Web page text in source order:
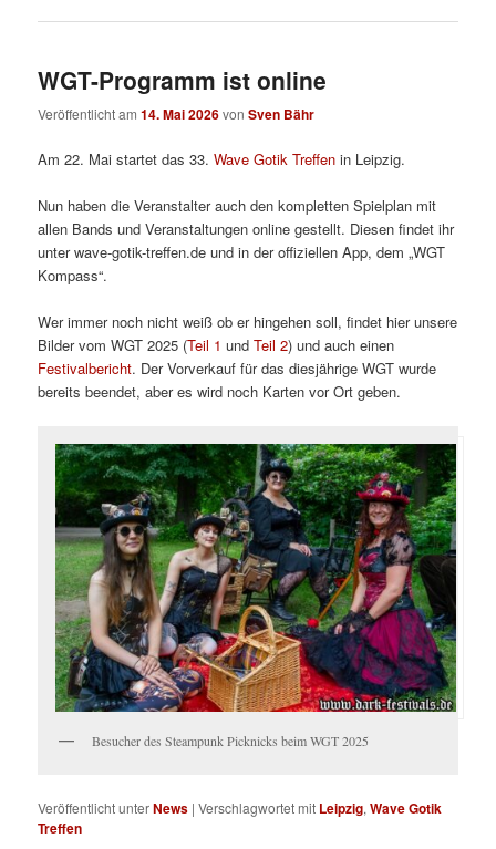
WGT-Programm ist online
Veröffentlicht am14. Mai 2026vonSven Bähr
Am 22. Mai startet das 33.Wave Gotik Treffen in Leipzig.
Nun haben die Veranstalter auch den kompletten Spielplan mit
allen Bands und Veranstaltungen online gestellt. Diesen findet ihr
unter wave-gotik-treffen.de und in der offiziellen App, dem „WGT
Kompass“.
Wer immer noch nicht weiß ob er hingehen soll, findet hier unsere
Bilder vom WGT 2025 (Teil 1 undTeil 2) und auch einen
Festivalbericht. Der Vorverkauf für das diesjährige WGT wurde
bereits beendet, aber es wird noch Karten vor Ort geben.
Besucher des Steampunk Picknicks beim WGT 2025
Veröffentlicht unterNews |Verschlagwortet mit Leipzig,Wave Gotik
Treffen